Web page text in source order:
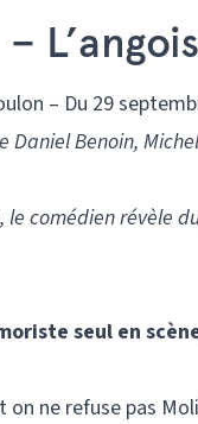
– Du 29
Daniel Benoin,
comédien révèle
seul en
ne refuse pas